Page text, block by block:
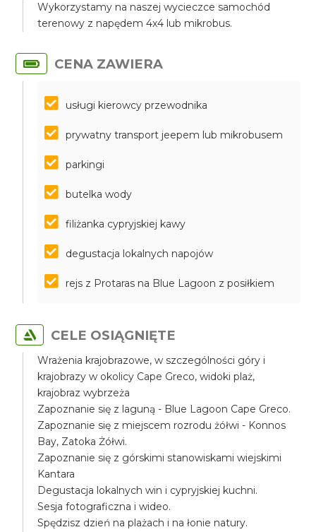
Wykorzystamy na naszej wycieczce samochód
terenowy z napędem 4x4 lub mikrobus.
CENA ZAWIERA
usługi kierowcy przewodnika
prywatny transport jeepem lub mikrobusem
parkingi
butelka wody
filiżanka cypryjskiej kawy
degustacja lokalnych napojów
rejs z Protaras na Blue Lagoon z posiłkiem
CELE OSIĄGNIĘTE
Wrażenia krajobrazowe, w szczególności góry i
krajobrazy w okolicy Cape Greco, widoki plaż,
krajobraz wybrzeża
Zapoznanie się z laguną - Blue Lagoon Cape Greco.
Zapoznanie się z miejscem rozrodu żółwi - Konnos
Bay, Zatoka Żółwi.
Zapoznanie się z górskimi stanowiskami wiejskimi
Kantara
Degustacja lokalnych win i cypryjskiej kuchni.
Sesja fotograficzna i wideo.
Spędzisz dzień na plażach i na łonie natury.